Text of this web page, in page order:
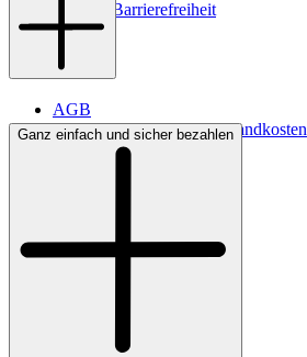
Digitale Barrierefreiheit
AGB
Lieferbedingungen & Versandkosten
Bezahlung
Ganz einfach und sicher bezahlen